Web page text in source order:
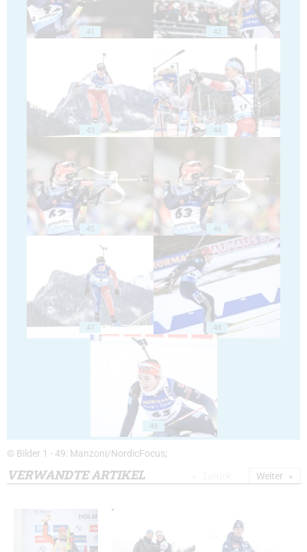
41 42
43 44
45 46
47 48
49
© Bilder 1 - 49: Manzoni/NordicFocus;
VERWANDTE ARTIKEL Weiter